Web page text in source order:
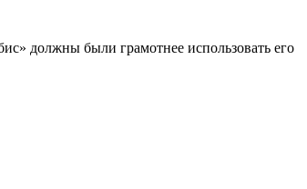
должны были грамотнее использовать его